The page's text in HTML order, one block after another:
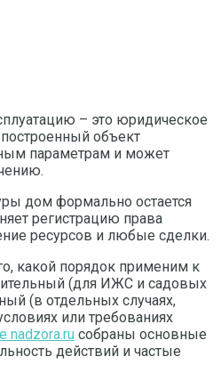
– это юридическое
объект
параметрам и может
дом формально остается
регистрацию права
ресурсов и любые сделки.
какой порядок применим к
(для ИЖС и садовых
(в отдельных случаях,
или требованиях
nadzora.ru собраны основные
действий и частые